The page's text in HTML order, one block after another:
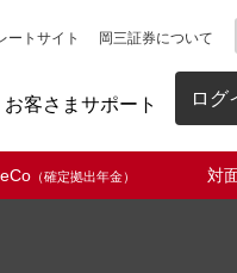
ートサイト 岡三証券について
お客さまサポート ログ
（確定拠出年金） 対